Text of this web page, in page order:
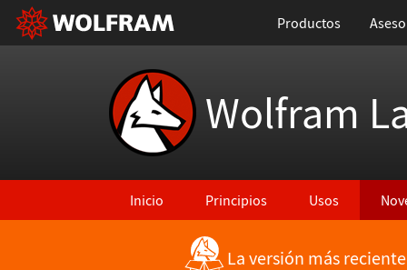
Productos
Wolfram
Inicio Principios Usos
La versión más